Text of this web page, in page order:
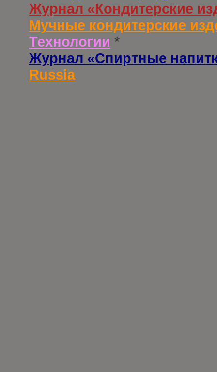
Журнал «Кондитерские
Мучные кондитерские
Технологии *
Журнал «Спиртные
Russia